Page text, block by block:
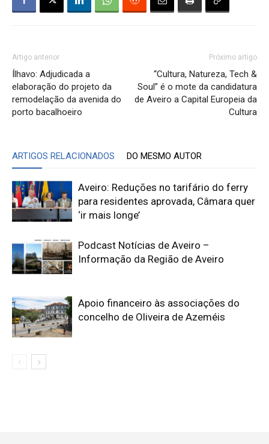
Artigo anterior
Ílhavo: Adjudicada a
elaboração do projeto da
remodelação da avenida do
porto bacalhoeiro
Próximo artigo
“Cultura, Natureza, Tech &
Soul” é o mote da candidatura
de Aveiro a Capital Europeia da
Cultura
ARTIGOS RELACIONADOS DO MESMO AUTOR
Aveiro: Reduções no tarifário do ferry
para residentes aprovada, Câmara quer
‘ir mais longe’
Podcast Notícias de Aveiro –
Informação da Região de Aveiro
Apoio financeiro às associações do
concelho de Oliveira de Azeméis